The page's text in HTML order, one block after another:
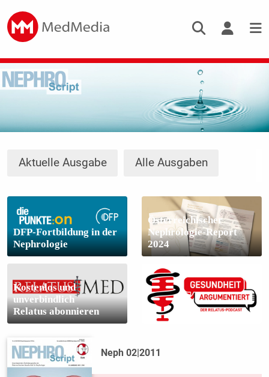
Aktuelle Ausgabe Alle Ausgaben
DFP-Fortbildung in der
Nephrologie
Österreichischer
Nephrologie-Report
2024
Kostenlos und
unverbindlich
Relatus abonnieren
Neph 02|2011